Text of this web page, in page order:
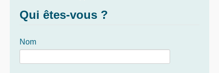
Qui êtes-vous ?
Nom